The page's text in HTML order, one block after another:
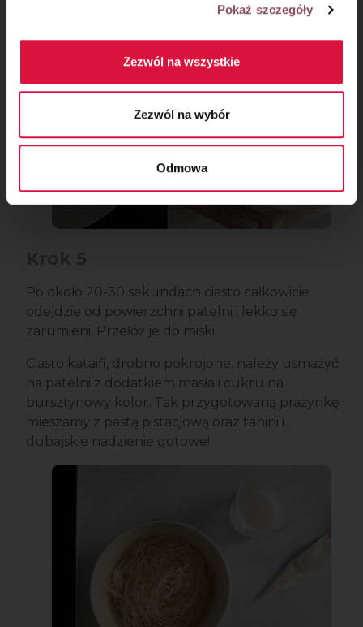
Pokaż szczegóły
Zezwól na wszystkie
Zezwól na wybór
Odmowa
Po około 20-30 sekundach ciasto całkowicie
odejdzie od powierzchni patelni i lekko się
zarumieni. Przełóż je do miski.
Ciasto kataifi, drobno pokrojone, należy usmażyć
na patelni z dodatkiem masła i cukru na
bursztynowy kolor. Tak przygotowaną prażynkę
mieszamy z pastą pistacjową oraz tahini i...
dubajskie nadzienie gotowe!